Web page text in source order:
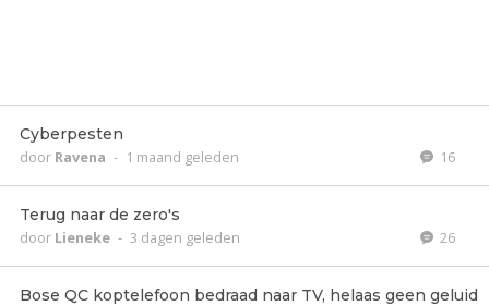
Cyberpesten
door Ravena - 1 maand geleden 16
Terug naar de zero's
door Lieneke - 3 dagen geleden 26
Bose QC koptelefoon bedraad naar TV, helaas geen geluid